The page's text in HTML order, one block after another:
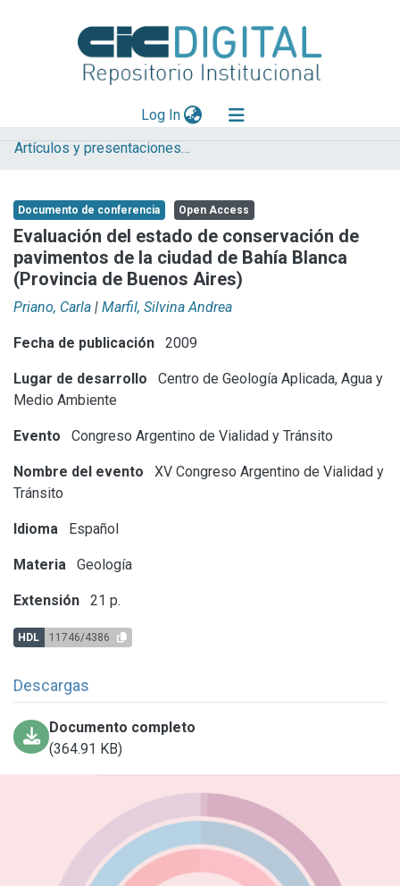
Log In(current)
Explorar
Aportar material
Statistics
Artículos y presentaciones en Congresos
Documento de conferencia Open Access
Evaluación del estado de conservación de
pavimentos de la ciudad de Bahía Blanca
(Provincia de Buenos Aires)
Priano, Carla | Marfil, Silvina Andrea
Fecha de publicación 2009
Lugar de desarrollo
Centro de Geología Aplicada, Agua y
Medio Ambiente
Evento Congreso Argentino de Vialidad y Tránsito
Nombre del evento
XV Congreso Argentino de Vialidad y
Tránsito
Idioma Español
Materia Geología
Extensión 21 p.
HDL 11746/4386
Descargas
Documento completo
(364.91 KB)